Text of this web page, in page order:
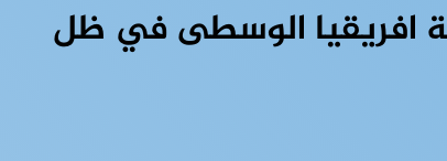
افريقيا الوسطى في ظل